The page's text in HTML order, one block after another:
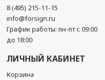
8 (495) 215-11-15
info@forsign.ru
График работы: пн-пт с 09:00
до 18:00
ЛИЧНЫЙ КАБИНЕТ
Корзина